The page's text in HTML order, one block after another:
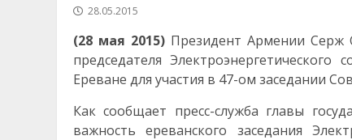
28.05.2015
(28 мая 2015)Президент Армении Серж
председателя
Ереване для участия в 47-ом заседании
Как сообщает пресс-служба главы
важность ереванского заседания